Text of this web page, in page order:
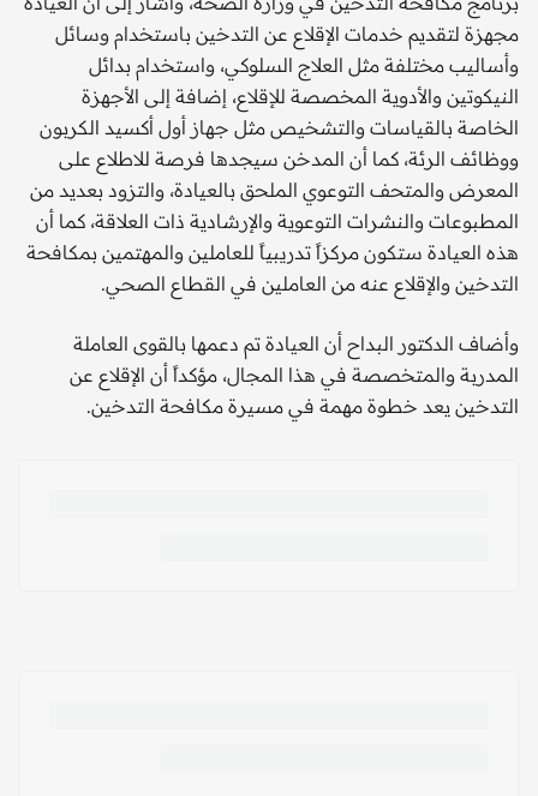
مجهزة لتقديم خدمات الإقلاع عن التدخين باستخدام وسائل
وأساليب مختلفة مثل العلاج السلوكي، واستخدام بدائل
النيكوتين والأدوية المخصصة للإقلاع، إضافة إلى الأجهزة
الخاصة بالقياسات والتشخيص مثل جهاز أول أكسيد الكربون
ووظائف الرئة، كما أن المدخن سيجدها فرصة للاطلاع على
المعرض والمتحف التوعوي الملحق بالعيادة، والتزود بعديد من
المطبوعات والنشرات التوعوية والإرشادية ذات العلاقة، كما أن
هذه العيادة ستكون مركزاً تدريبياً للعاملين والمهتمين بمكافحة
التدخين والإقلاع عنه من العاملين في القطاع الصحي.
وأضاف الدكتور البداح أن العيادة تم دعمها بالقوى العاملة
المدربة والمتخصصة في هذا المجال، مؤكداً أن الإقلاع عن
التدخين يعد خطوة مهمة في مسيرة مكافحة التدخين.